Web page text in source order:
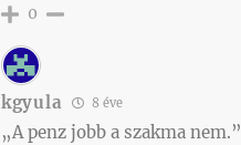
0
kgyula 8 éve
„A penz jobb a szakma nem.”